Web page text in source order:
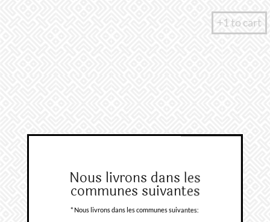
+1 to cart
Nous livrons dans les
communes suivantes
* Nous livrons dans les communes suivantes: